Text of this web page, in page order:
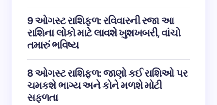
9 ઓગસ્ટ રાશિફળ: રવિવારની રજા આ
રાશિના લોકો માટે લાવશે ખુશખબરી, વાંચો
તમારું ભવિષ્ય
8 ઓગસ્ટ રાશિફળ: જાણો કઈ રાશિઓ પર
ચમકશે ભાગ્ય અને કોને મળશે મોટી
સફળતા